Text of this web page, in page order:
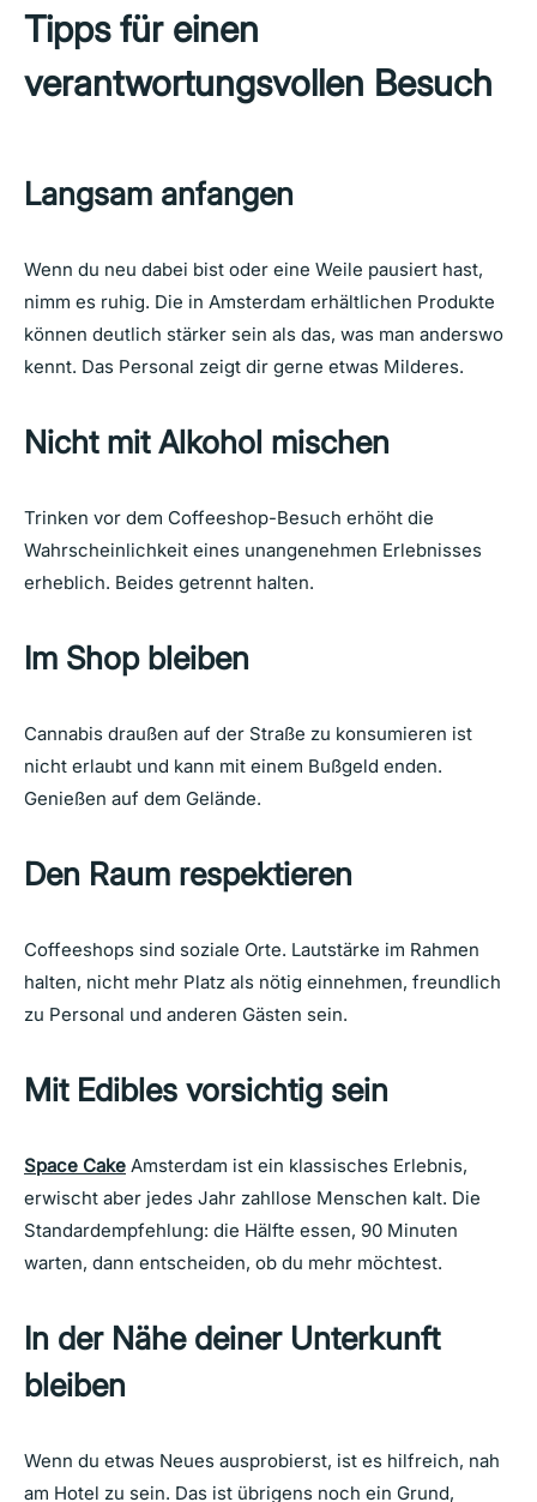
Tipps für einen
verantwortungsvollen Besuch
Langsam anfangen
Wenn du neu dabei bist oder eine Weile pausiert hast,
nimm es ruhig. Die in Amsterdam erhältlichen Produkte
können deutlich stärker sein als das, was man anderswo
kennt. Das Personal zeigt dir gerne etwas Milderes.
Nicht mit Alkohol mischen
Trinken vor dem Coffeeshop-Besuch erhöht die
Wahrscheinlichkeit eines unangenehmen Erlebnisses
erheblich. Beides getrennt halten.
Im Shop bleiben
Cannabis draußen auf der Straße zu konsumieren ist
nicht erlaubt und kann mit einem Bußgeld enden.
Genießen auf dem Gelände.
Den Raum respektieren
Coffeeshops sind soziale Orte. Lautstärke im Rahmen
halten, nicht mehr Platz als nötig einnehmen, freundlich
zu Personal und anderen Gästen sein.
Mit Edibles vorsichtig sein
Space Cake Amsterdam ist ein klassisches Erlebnis,
erwischt aber jedes Jahr zahllose Menschen kalt. Die
Standardempfehlung: die Hälfte essen, 90 Minuten
warten, dann entscheiden, ob du mehr möchtest.
In der Nähe deiner Unterkunft
bleiben
Wenn du etwas Neues ausprobierst, ist es hilfreich, nah
am Hotel zu sein. Das ist übrigens noch ein Grund,